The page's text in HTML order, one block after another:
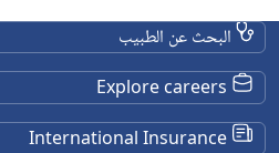
البحث عن الطبيب